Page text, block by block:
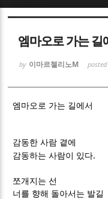
엠마오로 가는 길
by 이마르첼리노M posted
엠마오로 가는 길에서
감동한 사람 곁에
감동하는 사람이 있다.
쪼개지는 선
너를 향해 돌아서는 발길